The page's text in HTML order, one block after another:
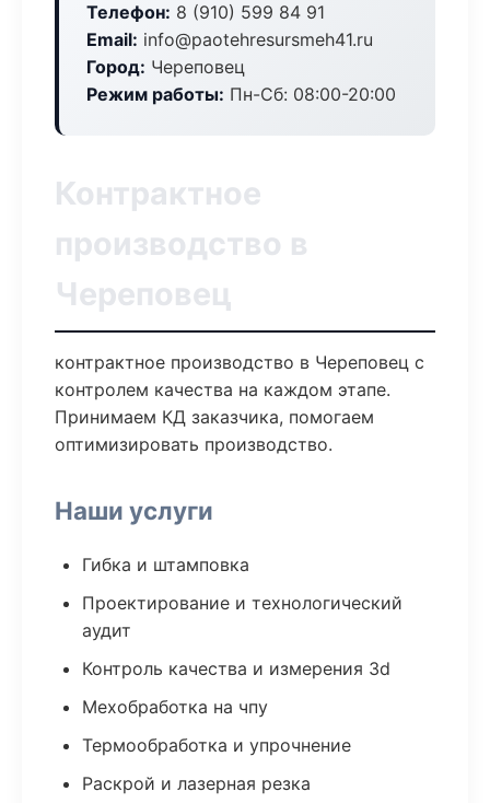
Телефон: 8 (910) 599 84 91
Email: info@paotehresursmeh41.ru
Город: Череповец
Режим работы: Пн-Сб: 08:00-20:00
Контрактное
производство в
Череповец
контрактное производство в Череповец с
контролем качества на каждом этапе.
Принимаем КД заказчика, помогаем
оптимизировать производство.
Наши услуги
Гибка и штамповка
Проектирование и технологический
аудит
Контроль качества и измерения 3d
Мехобработка на чпу
Термообработка и упрочнение
Раскрой и лазерная резка